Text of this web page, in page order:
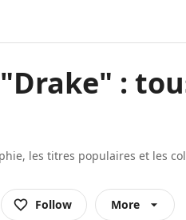
:
les titres populaires et les
Follow More